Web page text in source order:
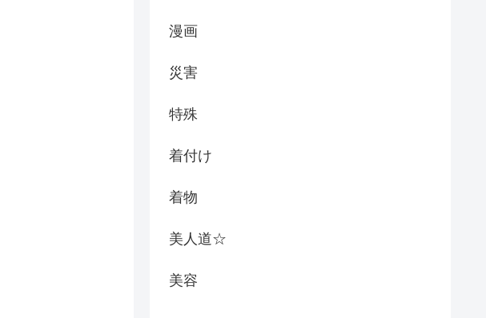
漫画
災害
特殊
着付け
着物
美人道☆
美容